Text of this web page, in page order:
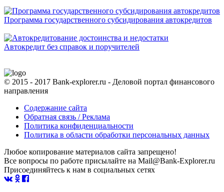
Программа государственного субсидирования автокредитов
Автокредит без справок и поручителей
© 2015 - 2017 Bank-explorer.ru - Деловой портал финансового
направления
Содержание сайта
Обратная связь / Реклама
Политика конфиденциальности
Политика в области обработки персональных данных
Любое копирование материалов сайта запрещено!
Все вопросы по работе присылайте на Mail@Bank-Explorer.ru
Присоединяйтесь к нам в социальных сетях